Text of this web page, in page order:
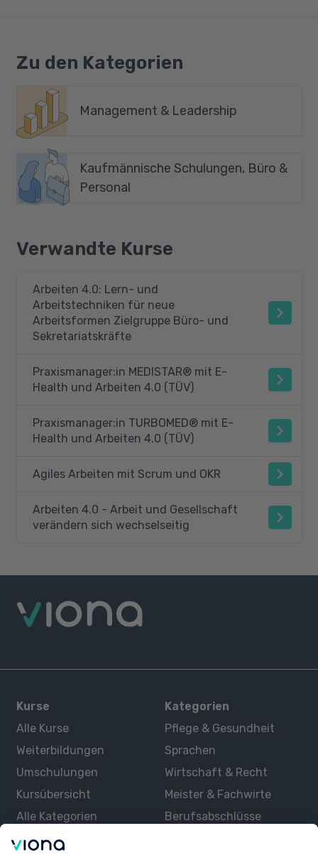
Zu den Kategorien
Management & Leadership
Kaufmännische Schulungen, Büro &
Personal
Verwandte Kurse
Arbeiten 4.0: Lern- und
Arbeitstechniken für neue
Arbeitsformen Zielgruppe Büro- und
Sekretariatskräfte
Praxismanager:in MEDISTAR® mit E-
Health und Arbeiten 4.0 (TÜV)
Praxismanager:in TURBOMED® mit E-
Health und Arbeiten 4.0 (TÜV)
Agiles Arbeiten mit Scrum und OKR
Arbeiten 4.0 - Arbeit und Gesellschaft
verändern sich wechselseitig
Kurse
Alle Kurse
Weiterbildungen
Umschulungen
Kursübersicht
Alle Kategorien
Kategorien
Pflege & Gesundheit
Sprachen
Wirtschaft & Recht
Meister & Fachwirte
Berufsabschlüsse
Über uns